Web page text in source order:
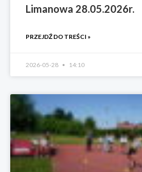
Limanowa 28.05.2026r.
PRZEJDŹ DO TREŚCI »
2026-05-28 14:10